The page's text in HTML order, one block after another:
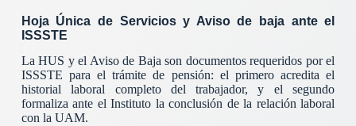
Hoja Única de Servicios y Aviso de baja ante el
ISSSTE
La HUS y el Aviso de Baja son documentos requeridos por el
ISSSTE para el trámite de pensión: el primero acredita el
historial laboral completo del trabajador, y el segundo
formaliza ante el Instituto la conclusión de la relación laboral
con la UAM.